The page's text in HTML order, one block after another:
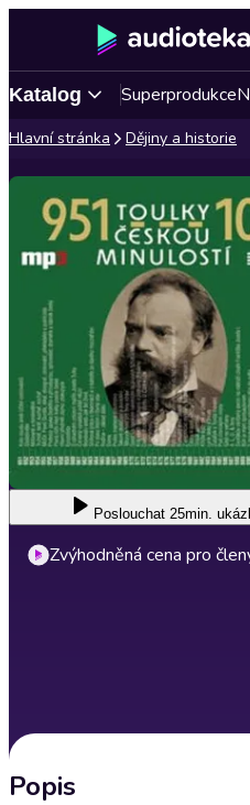
Katalog Superprodukce
Hlavní stránka Dějiny a historie
Poslouchat 25min.
Zvýhodněná cena pro
Popis